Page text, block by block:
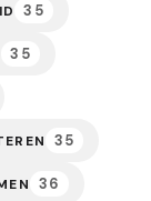
35
35
35
36